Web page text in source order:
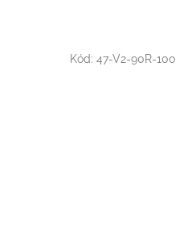
Kód: 47-V2-90R-100